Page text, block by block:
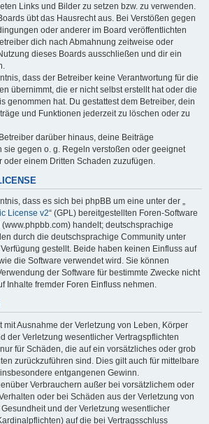
Links und Bilder zu setzen bzw. zu verwenden.
übt das Hausrecht aus. Bei Verstößen gegen
oder anderer im Board veröffentlichten
dich nach Abmahnung zeitweise oder
dieses Boards ausschließen und dir ein
dass der Betreiber keine Verantwortung für die
übernimmt, die er nicht selbst erstellt hat oder die
genommen hat. Du gestattest dem Betreiber, dein
und Funktionen jederzeit zu löschen oder zu
darüber hinaus, deine Beiträge
sie gegen o. g. Regeln verstoßen oder geeignet
oder einem Dritten Schaden zuzufügen.
dass es sich bei phpBB um eine unter der „
License v2“ (GPL) bereitgestellten Foren-Software
handelt; deutschsprachige
durch die deutschsprachige Community unter
gestellt. Beide haben keinen Einfluss auf
die Software verwendet wird. Sie können
der Software für bestimmte Zwecke nicht
Inhalte fremder Foren Einfluss nehmen.
mit Ausnahme der Verletzung von Leben, Körper
der Verletzung wesentlicher Vertragspflichten
für Schäden, die auf ein vorsätzliches oder grob
zurückzuführen sind. Dies gilt auch für mittelbare
entgangenen Gewinn.
Verbrauchern außer bei vorsätzlichem oder
oder bei Schäden aus der Verletzung von
und der Verletzung wesentlicher
auf die bei Vertragsschluss